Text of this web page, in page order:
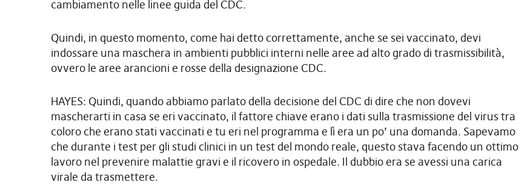
cambiamento nelle linee guida del CDC.
Quindi, in questo momento, come hai detto correttamente, anche se sei vaccinato, devi
indossare una maschera in ambienti pubblici interni nelle aree ad alto grado di trasmissibilità,
ovvero le aree arancioni e rosse della designazione CDC.
HAYES: Quindi, quando abbiamo parlato della decisione del CDC di dire che non dovevi
mascherarti in casa se eri vaccinato, il fattore chiave erano i dati sulla trasmissione del virus tra
coloro che erano stati vaccinati e tu eri nel programma e lì era un po’ una domanda. Sapevamo
che durante i test per gli studi clinici in un test del mondo reale, questo stava facendo un ottimo
lavoro nel prevenire malattie gravi e il ricovero in ospedale. Il dubbio era se avessi una carica
virale da trasmettere.